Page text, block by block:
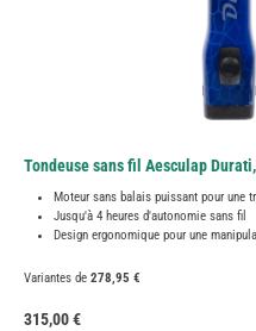
Tondeuse sans fil Aesculap
Moteur sans balais puissant pour une
Jusqu'à 4 heures d'autonomie sans fil
Design ergonomique pour une
Variantes de 278,95 €
Prix régulier :
315,00 €